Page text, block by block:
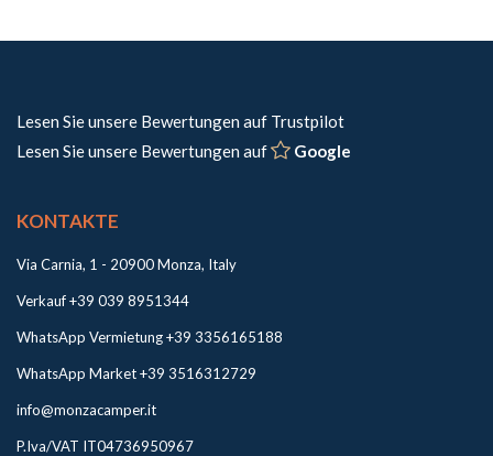
Lesen Sie unsere Bewertungen auf Trustpilot
Lesen Sie unsere Bewertungen auf
Google
KONTAKTE
Via Carnia, 1 - 20900 Monza, Italy
Verkauf +39 039 8951344
WhatsApp Vermietung +39 3356165188
WhatsApp Market +39 3516312729
info@monzacamper.it
P.Iva/VAT IT04736950967